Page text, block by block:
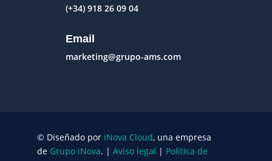
(+34) 918 26 09 04
Email
marketing@grupo-ams.com
© Diseñado por iNova Cloud, una empresa
de Grupo iNova. | Aviso legal | Política de